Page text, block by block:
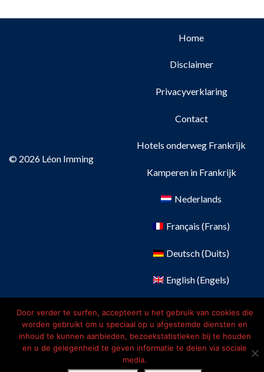
© 2026 Léon Imming
Home
Disclaimer
Privacyverklaring
Contact
Hotels onderweg Frankrijk
Kamperen in Frankrijk
Nederlands
Français (Frans)
Deutsch(Duits)
English(Engels)
Door verder te surfen, accepteert u het gebruik van cookies die
worden gebruikt om u speciaal op u afgestemde diensten en
inhoud te kunnen aanbieden, bezoekstatistieken bij te houden
en u de gelegenheid te geven informatie te delen via sociale
media.